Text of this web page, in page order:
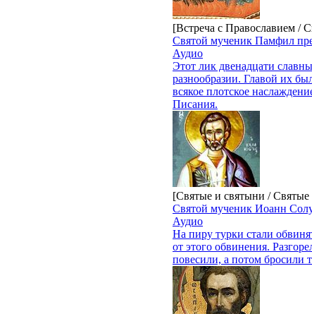
[Встреча с Православием /
Святой мученик Памфил
Аудио
Этот лик двенадцати
разнообразии. Главой их
всякое плотское
Писания.
[Святые и святыни /
Святой мученик Иоанн
Аудио
На пиру турки стали
от этого обвинения.
повесили, а потом бросили